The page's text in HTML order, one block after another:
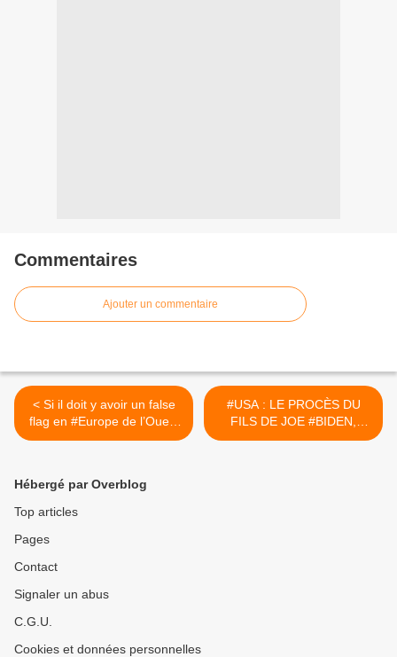
Commentaires
Ajouter un commentaire
< Si il doit y avoir un false
flag en #Europe de l’Ouest
ce sera en #France et
meilleure exposition.
#USA : LE PROCÈS DU
FILS DE JOE #BIDEN,
#HUNTER, S'OUVRE EN
Hébergé par Overblog
Top articles
Pages
Contact
Signaler un abus
C.G.U.
Cookies et données personnelles